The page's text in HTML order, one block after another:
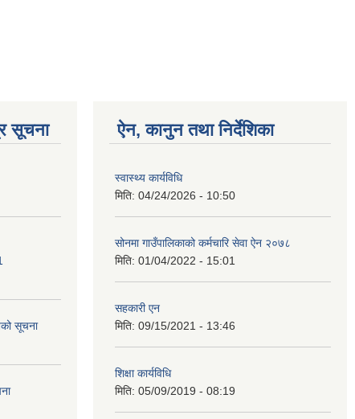
सूचना
सूचना
ऐन, कानुन तथा निर्देशिका
स्वास्थ्य कार्यविधि
मिति: 04/24/2026 - 10:50
सोनमा गाउँपालिकाको कर्मचारि सेवा ऐन २०७८
मिति: 01/04/2022 - 15:01
सहकारी एन
मिति: 09/15/2021 - 13:46
शिक्षा कार्यविधि
मिति: 05/09/2019 - 08:19